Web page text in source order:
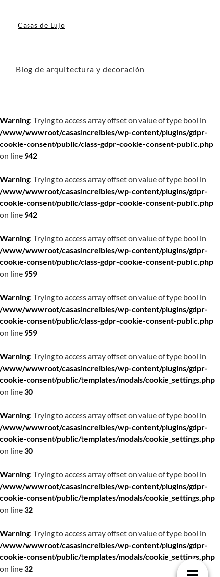
Casas de Lujo
Blog de arquitectura y decoración
Warning: Trying to access array offset on value of type bool in
/www/wwwroot/casasincreibles/wp-content/plugins/gdpr-
cookie-consent/public/class-gdpr-cookie-consent-public.php
on line 942
Warning: Trying to access array offset on value of type bool in
/www/wwwroot/casasincreibles/wp-content/plugins/gdpr-
cookie-consent/public/class-gdpr-cookie-consent-public.php
on line 942
Warning: Trying to access array offset on value of type bool in
/www/wwwroot/casasincreibles/wp-content/plugins/gdpr-
cookie-consent/public/class-gdpr-cookie-consent-public.php
on line 959
Warning: Trying to access array offset on value of type bool in
/www/wwwroot/casasincreibles/wp-content/plugins/gdpr-
cookie-consent/public/class-gdpr-cookie-consent-public.php
on line 959
Warning: Trying to access array offset on value of type bool in
/www/wwwroot/casasincreibles/wp-content/plugins/gdpr-
cookie-consent/public/templates/modals/cookie_settings.php
on line30
Warning: Trying to access array offset on value of type bool in
/www/wwwroot/casasincreibles/wp-content/plugins/gdpr-
cookie-consent/public/templates/modals/cookie_settings.php
on line30
Warning: Trying to access array offset on value of type bool in
/www/wwwroot/casasincreibles/wp-content/plugins/gdpr-
cookie-consent/public/templates/modals/cookie_settings.php
on line32
Warning: Trying to access array offset on value of type bool in
/www/wwwroot/casasincreibles/wp-content/plugins/gdpr-
cookie-consent/public/templates/modals/cookie_settings.php
on line32